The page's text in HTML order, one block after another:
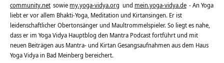
community.net sowie my.yoga-vidya.org und mein.yoga-vidya.de - An Yoga
liebt er vor allem Bhakti-Yoga, Meditation und Kirtansingen. Er ist
leidenschaftlicher Obertonsänger und Maultrommelspieler. So liegt es nahe,
dass er im Yoga Vidya Hauptblog den Mantra Podcast fortführt und mit
neuen Beiträgen aus Mantra- und Kirtan Gesangsaufnahmen aus dem Haus
Yoga Vidya in Bad Meinberg bereichert.